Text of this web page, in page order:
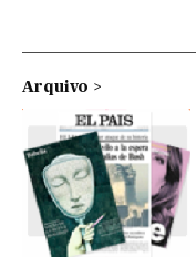
Arquivo